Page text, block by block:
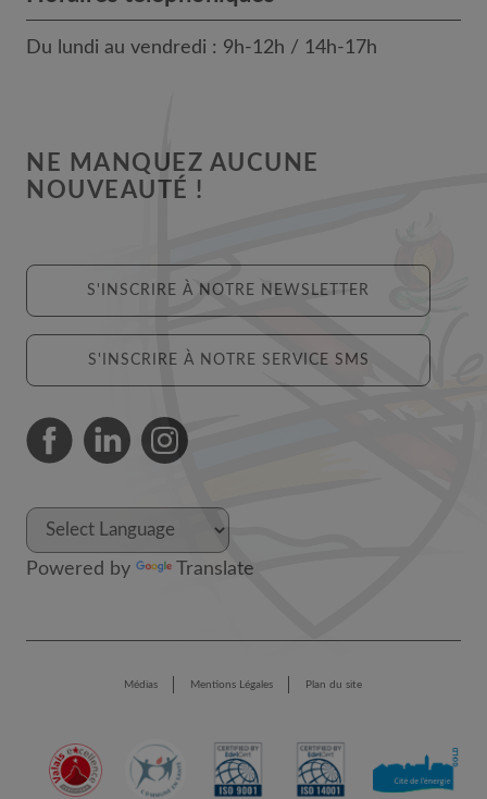
Du lundi au vendredi : 9h-12h / 14h-17h
NE MANQUEZ AUCUNE
NOUVEAUTÉ !
S'INSCRIRE À NOTRE NEWSLETTER
S'INSCRIRE À NOTRE SERVICE SMS
Powered by Translate
Médias Mentions Légales Plan du site